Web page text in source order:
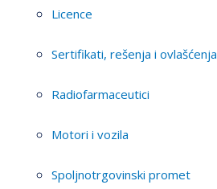
Licence
Sertifikati, rešenja i ovlašćenja
Radiofarmaceutici
Motori i vozila
Spoljnotrgovinski promet